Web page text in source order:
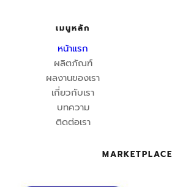
เมนูหลัก
หน้าแรก
ผลิตภัณฑ์
ผลงานของเรา
เกี่ยวกับเรา
บทความ
ติดต่อเรา
MARKETPLACE